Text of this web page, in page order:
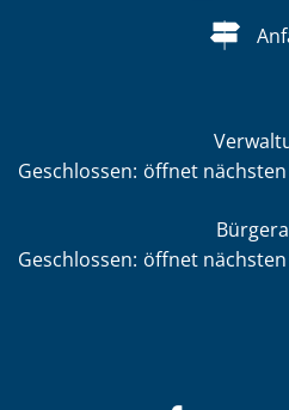
Klicken, um weitere
Geschlossen: öffnet
Klicken, um weitere
Geschlossen: öffnet